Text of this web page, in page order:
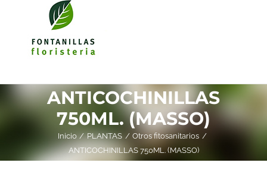
ANTICOCHINILLAS
750ML. (MASSO)
Inicio PLANTAS
Otros fitosanitarios
ANTICOCHINILLAS 750ML. (MASSO)